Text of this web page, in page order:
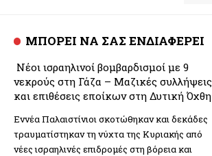
ΜΠΟΡΕΙ ΝΑ ΣΑΣ ΕΝΔΙΑΦΕΡΕΙ
Νέοι ισραηλινοί βομβαρδισμοί με 9
νεκρούς στη Γάζα – Μαζικές συλλήψεις
και επιθέσεις εποίκων στη Δυτική Όχθη
Εννέα Παλαιστίνιοι σκοτώθηκαν και δεκάδες
τραυματίστηκαν τη νύχτα της Κυριακής από
νέες ισραηλινές επιδρομές στη βόρεια και